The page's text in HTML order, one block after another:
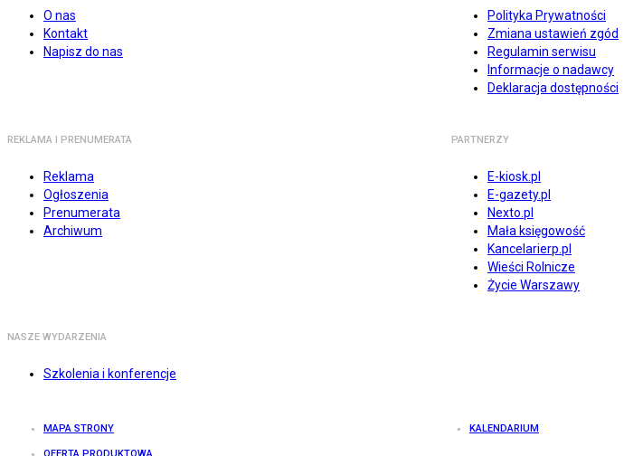
O nas
Kontakt
Napisz do nas
Polityka Prywatności
Zmiana ustawień zgód
Regulamin serwisu
Informacje o nadawcy
Deklaracja dostępności
REKLAMA I PRENUMERATA
Reklama
Ogłoszenia
Prenumerata
Archiwum
PARTNERZY
E-kiosk.pl
E-gazety.pl
Nexto.pl
Mała księgowość
Kancelarierp.pl
Wieści Rolnicze
Życie Warszawy
NASZE WYDARZENIA
Szkolenia i konferencje
MAPA STRONY KALENDARIUM